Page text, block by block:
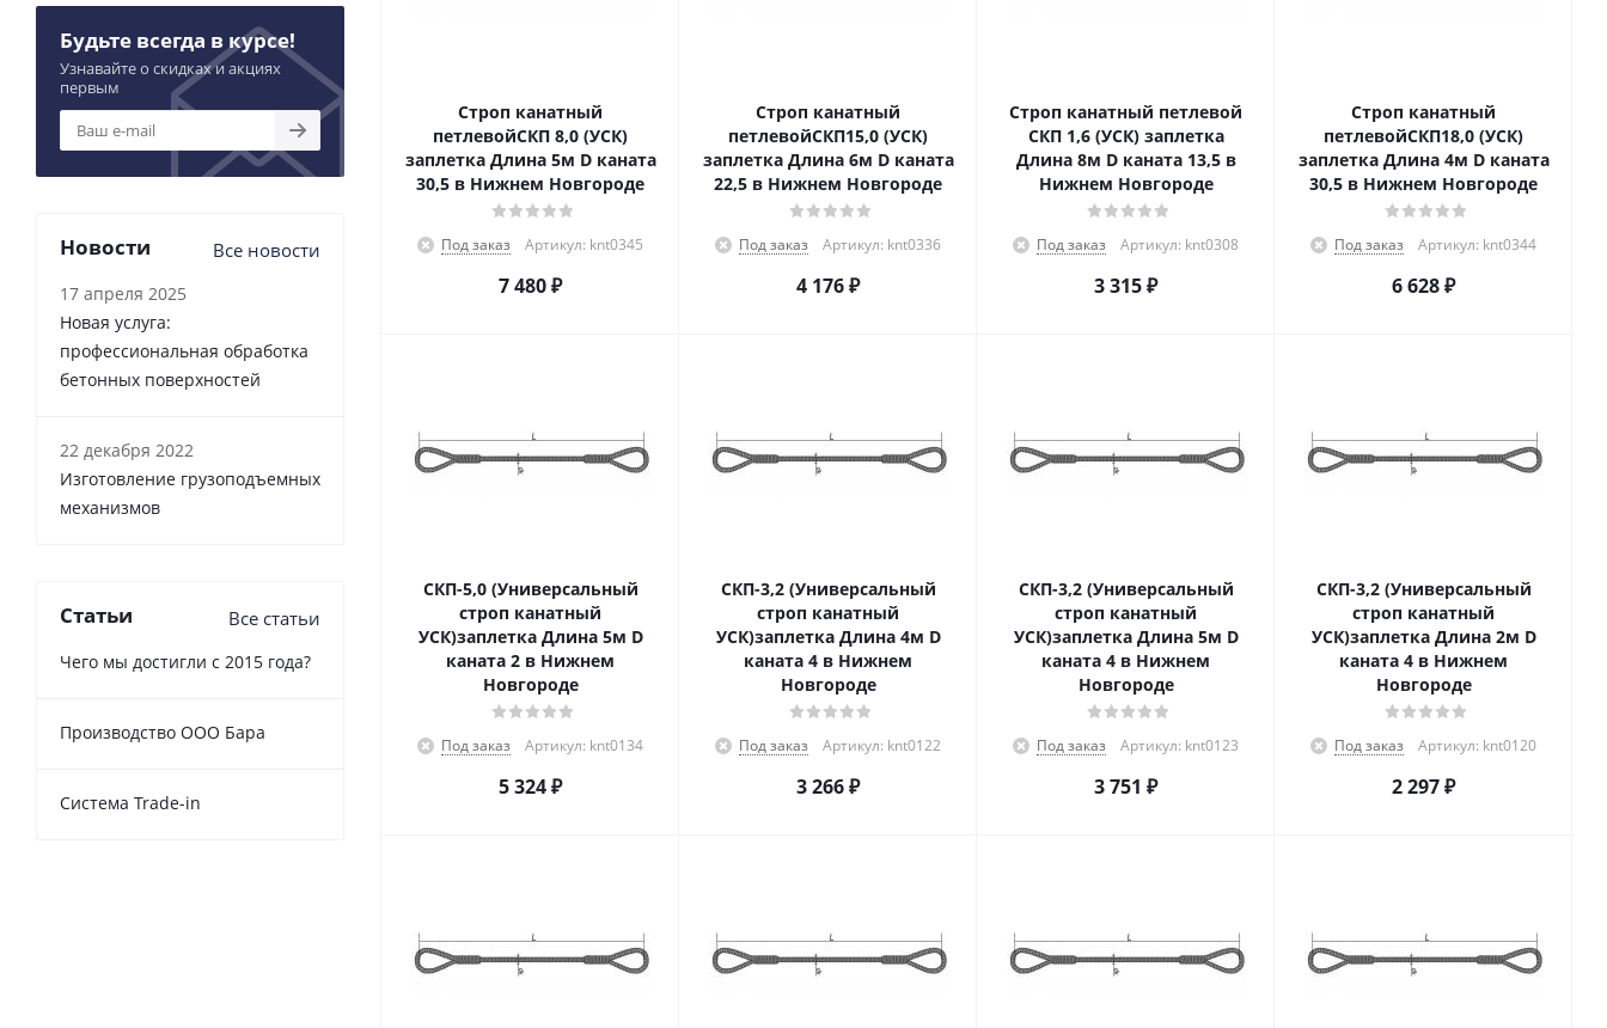
Строп канатный
петлевойСКП 8,0 (УСК)
заплетка Длина 5м D каната
30,5 в Нижнем Новгороде
Под заказ Артикул: knt0345
7 480₽
Строп канатный
петлевойСКП15,0 (УСК)
заплетка Длина 6м D каната
22,5 в Нижнем Новгороде
Под заказ Артикул: knt0336
4 176₽
Строп канатный петлевой
СКП 1,6 (УСК) заплетка
Длина 8м D каната 13,5 в
Нижнем Новгороде
Под заказ Артикул: knt0308
3 315₽
Строп канатный
петлевойСКП18,0 (УСК)
заплетка Длина 4м D каната
30,5 в Нижнем Новгороде
Под заказ Артикул: knt0344
6 628₽
СКП-5,0 (Универсальный
строп канатный
УСК)заплетка Длина 5м D
каната 2 в Нижнем
Новгороде
Под заказ Артикул: knt0134
5 324₽
СКП-3,2 (Универсальный
строп канатный
УСК)заплетка Длина 4м D
каната 4 в Нижнем
Новгороде
Под заказ Артикул: knt0122
3 266₽
СКП-3,2 (Универсальный
строп канатный
УСК)заплетка Длина 5м D
каната 4 в Нижнем
Новгороде
Под заказ Артикул: knt0123
3 751 ₽
СКП-3,2 (Универсальный
строп канатный
УСК)заплетка Длина 2м D
каната 4 в Нижнем
Новгороде
Под заказ Артикул: knt0120
2 297₽
Будьте всегда в курсе!
Узнавайте о скидках и акциях
первым
Новости Все новости
17 апреля 2025
Новая услуга:
профессиональная обработка
бетонных поверхностей
22 декабря 2022
Изготовление грузоподъемных
механизмов
Статьи Все статьи
Чего мы достигли с 2015 года?
Производство ООО Бара
Cистема Trade-in